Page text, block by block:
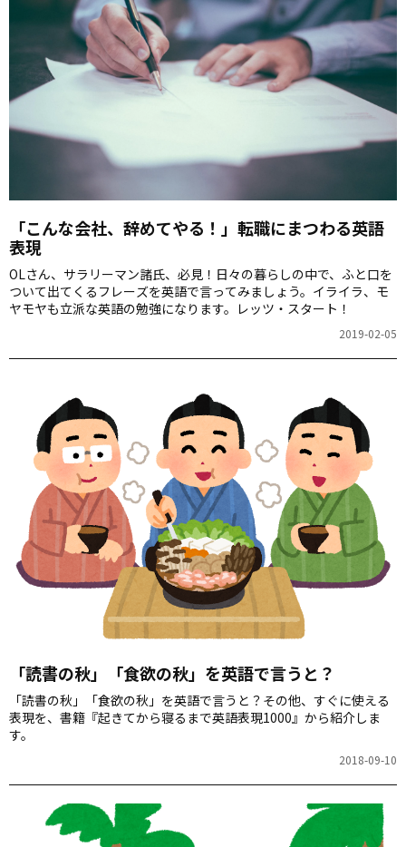
「こんな会社、辞めてやる！」転職にまつわる英語
表現
OLさん、サラリーマン諸氏、必見！日々の暮らしの中で、ふと口を
ついて出てくるフレーズを英語で言ってみましょう。イライラ、モ
ヤモヤも立派な英語の勉強になります。レッツ・スタート！
2019-02-05
「読書の秋」「食欲の秋」を英語で言うと？
「読書の秋」「食欲の秋」を英語で言うと？その他、すぐに使える
表現を、書籍『起きてから寝るまで英語表現1000』から紹介しま
す。
2018-09-10